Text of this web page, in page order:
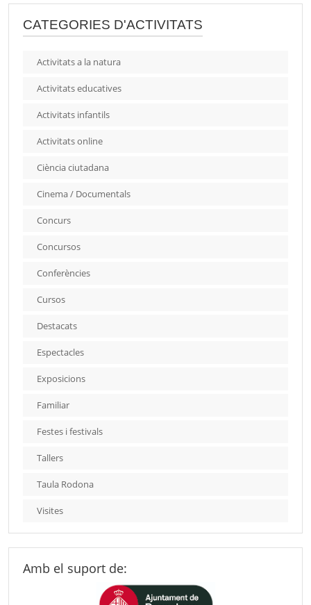
CATEGORIES D'ACTIVITATS
Activitats a la natura
Activitats educatives
Activitats infantils
Activitats online
Ciència ciutadana
Cinema / Documentals
Concurs
Concursos
Conferències
Cursos
Destacats
Espectacles
Exposicions
Familiar
Festes i festivals
Tallers
Taula Rodona
Visites
Amb el suport de: